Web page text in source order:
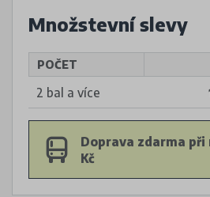
Množstevní slevy
POČET
2 bal a více
Doprava zdarma
Kč